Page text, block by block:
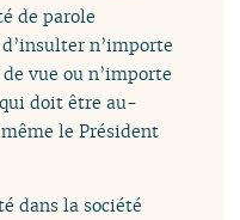
de parole
n’importe
vue ou n’importe
doit être au-
le Président
dans la société